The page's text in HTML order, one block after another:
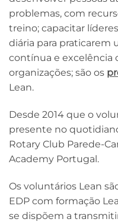
problemas, com
treino; capacitar
diária para praticarem
contínua e excelência
organizações; são os
Lean.
Desde 2014 que o
presente no
Rotary Club Parede-
Academy Portugal.
Os voluntários Lean
EDP com formação
se dispõem a